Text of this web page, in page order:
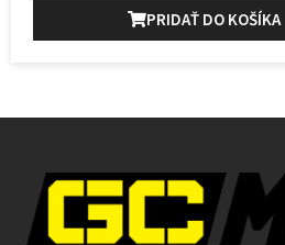
PRIDAŤ DO KOŠÍKA